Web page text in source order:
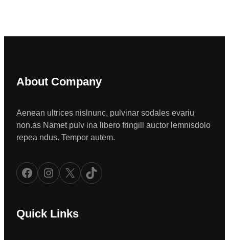
About Company
Aenean ultrices nislnunc, pulvinar sodales evariu
non.as Namet pulv ina libero fringill auctor lemnisdolo
repea ndus. Tempor autem.
Facebook Instagram X TikTok
Quick Links